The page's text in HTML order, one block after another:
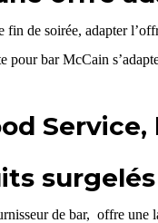
fin de soirée, adapter
pour bar McCain
de bar, offre une